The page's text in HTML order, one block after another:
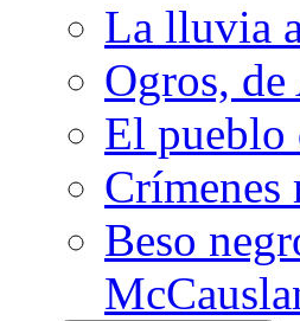
La lluvia
Ogros,
El pueblo
Crímenes
Beso